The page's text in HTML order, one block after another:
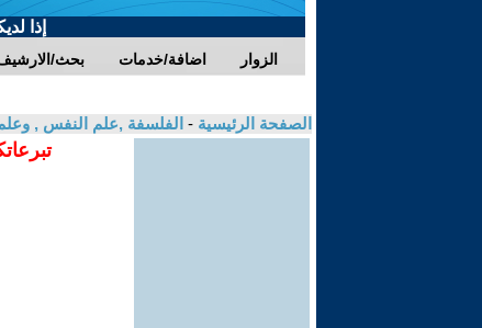
إذا
بحث/ اضافة/خدمات الزوار
الصفحة الرئيسية - الفلسفة ,علم النفس , وعلم